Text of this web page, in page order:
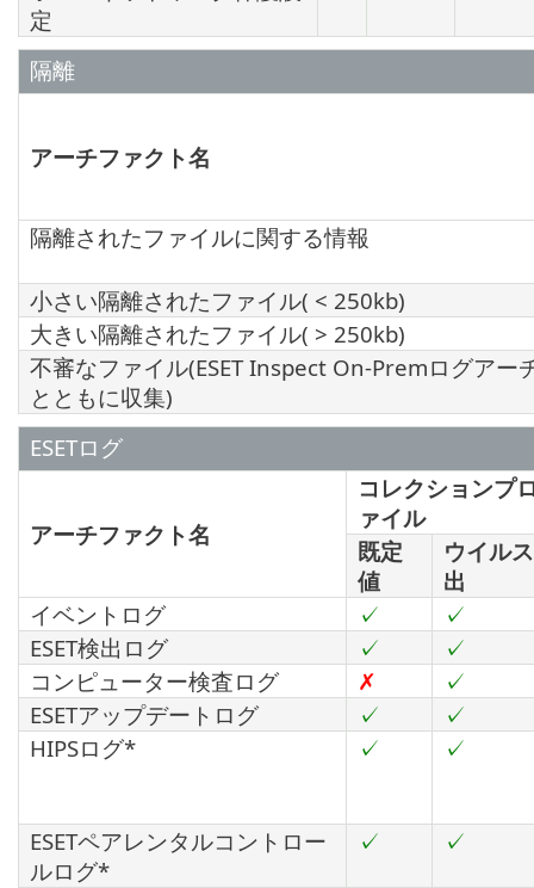
定
隔離
アーチファクト名
隔離されたファイルに関する情報
小さい隔離されたファイル( < 250kb)
大きい隔離されたファイル( > 250kb)
不審なファイル(ESET Inspect On-Premログアー
とともに収集)
ESETログ
アーチファクト名
コレクションプ
ァイル
既定
値
ウイル
出
イベントログ
✓
✓
ESET検出ログ
✓
✓
コンピューター検査ログ
✗
✓
ESETアップデートログ
✓
✓
HIPSログ*
✓ ✓
ESETペアレンタルコントロー
ルログ*
✓ ✓